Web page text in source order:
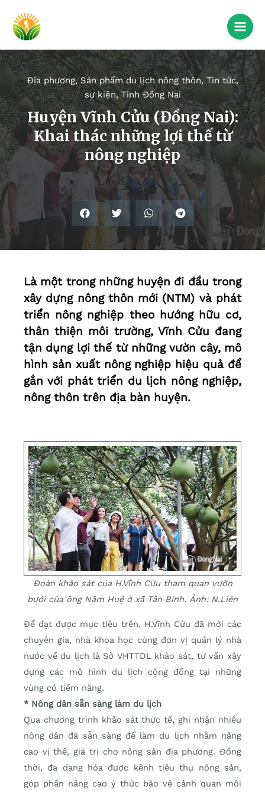
Địa phương,Sản phẩm du lịch nông thôn, Tin tức,
sự kiện,Tỉnh Đồng Nai
Huyện Vĩnh Cửu (Đồng Nai):
Khai thác những lợi thế từ
nông nghiệp
Là một trong những huyện đi đầu trong
xây dựng nông thôn mới (NTM) và phát
triển nông nghiệp theo hướng hữu cơ,
thân thiện môi trường, Vĩnh Cửu đang
tận dụng lợi thế từ những vườn cây, mô
hình sản xuất nông nghiệp hiệu quả để
gắn với phát triển du lịch nông nghiệp,
nông thôn trên địa bàn huyện.
Đoàn khảo sát của H.Vĩnh Cửu tham quan vườn
bưởi của ông Năm Huệ ở xã Tân Bình. Ảnh: N.Liên
Để đạt được mục tiêu trên, H.Vĩnh Cửu đã mời các
chuyên gia, nhà khoa học cùng đơn vị quản lý nhà
nước về du lịch là Sở VHTTDL khảo sát, tư vấn xây
dựng các mô hình du lịch cộng đồng tại những
vùng có tiềm năng.
* Nông dân sẵn sàng làm du lịch
Qua chương trình khảo sát thực tế, ghi nhận nhiều
nông dân đã sẵn sàng để làm du lịch nhằm nâng
cao vị thế, giá trị cho nông sản địa phương. Đồng
thời, đa dạng hóa được kênh tiêu thụ nông sản,
góp phần nâng cao ý thức bảo vệ cảnh quan môi